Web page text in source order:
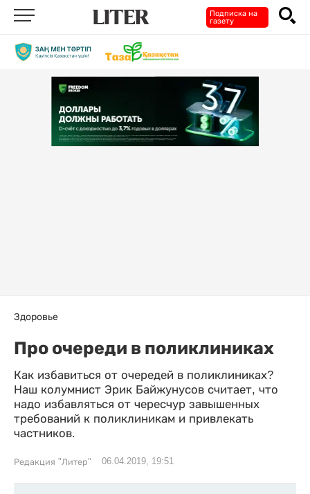
Подписка на
газету
Здоровье
Про очереди в поликлиниках
Как избавиться от очередей в поликлиниках?
Наш колумнист Эрик Байжунусов считает, что
надо избавляться от чересчур завышенных
требований к поликлиникам и привлекать
частников.
Редакция "Литер" 06.04.2019, 19:51